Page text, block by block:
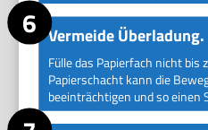
Vermeide Überladung.
Fülle das Papierfach nicht bis
Papierschacht kann die
beeinträchtigen und so einen